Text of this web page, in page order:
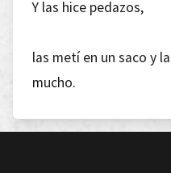
Y las hice pedazos,
las metí en un saco y
mucho.
Ahí deje la inocencia